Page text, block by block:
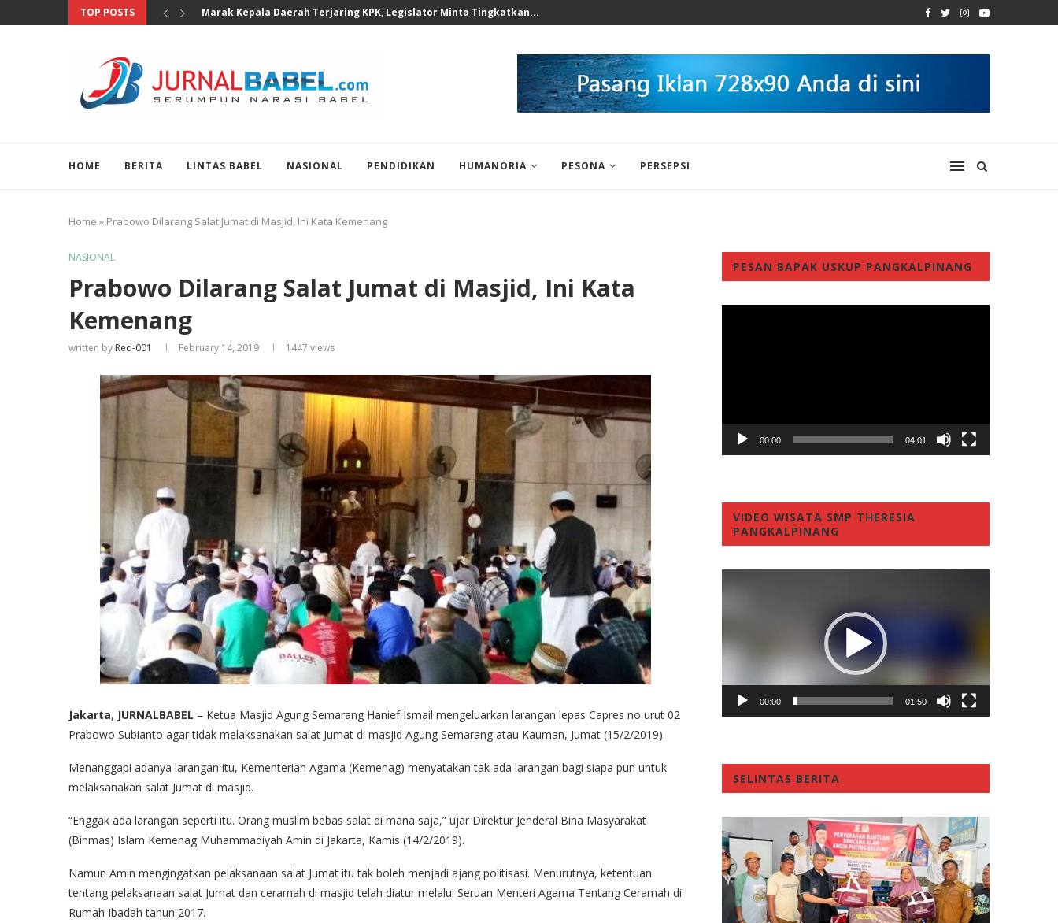
TOP POSTS Legislator Gerindra Tinjau SRT 1 Deli Serdang, Perkuat...
HOME BERITA LINTAS BABEL NASIONAL PENDIDIKAN HUMANORIA PESONA PERSEPSI
Home » Prabowo Dilarang Salat Jumat di Masjid, Ini Kata Kemenang
NASIONAL
Prabowo Dilarang Salat Jumat di Masjid, Ini Kata
Kemenang
written by Red-001 February 14, 2019 1447 views
Jakarta, JURNALBABEL – Ketua Masjid Agung Semarang Hanief Ismail mengeluarkan larangan lepas Capres no urut 02
Prabowo Subianto agar tidak melaksanakan salat Jumat di masjid Agung Semarang atau Kauman, Jumat (15/2/2019).
Menanggapi adanya larangan itu, Kementerian Agama (Kemenag) menyatakan tak ada larangan bagi siapa pun untuk
melaksanakan salat Jumat di masjid.
“Enggak ada larangan seperti itu. Orang muslim bebas salat di mana saja,” ujar Direktur Jenderal Bina Masyarakat
(Binmas) Islam Kemenag Muhammadiyah Amin di Jakarta, Kamis (14/2/2019).
Namun Amin mengingatkan pelaksanaan salat Jumat itu tak boleh menjadi ajang politisasi. Menurutnya, ketentuan
tentang pelaksanaan salat Jumat dan ceramah di masjid telah diatur melalui Seruan Menteri Agama Tentang Ceramah di
Rumah Ibadah tahun 2017.
PESAN BAPAK USKUP PANGKALPINANG
00:00 04:01
VIDEO WISATA SMP THERESIA
PANGKALPINANG
00:00 01:50
SELINTAS BERITA